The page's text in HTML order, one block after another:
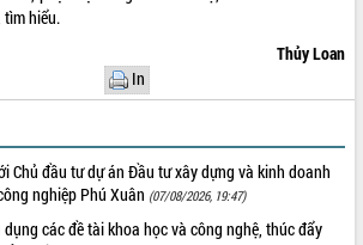
khai quy
khảo sát
đóng gói
biến các
tìm hiểu.
Thủy Loan
In
Chủ đầu tư dự án Đầu tư xây dựng và kinh doanh
nghiệp Phú Xuân (07/08/2026, 19:47)
các đề tài khoa học và công nghệ, thúc đẩy